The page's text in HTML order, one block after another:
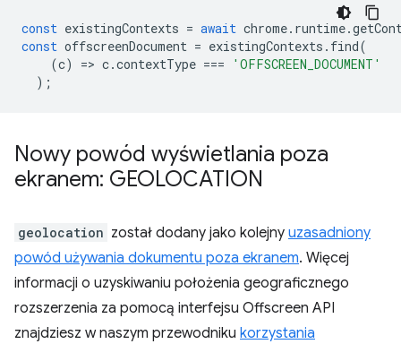
const existingContexts = await chrome. runtime.
const offscreenDocument = existingContexts . find(
(c) => c.contextType ===
'OFFSCREEN_DOCUMENT'
);
Nowy powód wyświetlania poza
ekranem: GEOLOCATION
geolocation został dodany jako kolejny uzasadniony
powód używania dokumentu poza ekranem. Więcej
informacji o uzyskiwaniu położenia geograficznego
rozszerzenia za pomocą interfejsu Offscreen API
znajdziesz w naszym przewodniku korzystania